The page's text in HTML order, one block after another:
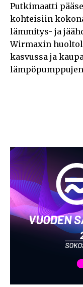
Putkimaatti
kohteisiin
lämmitys- ja
Wirmaxin
kasvussa ja